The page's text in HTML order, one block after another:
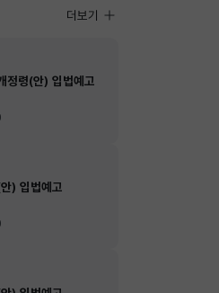
정령(안) 입법예고
안) 입법예고
입법·행정예고
더보기